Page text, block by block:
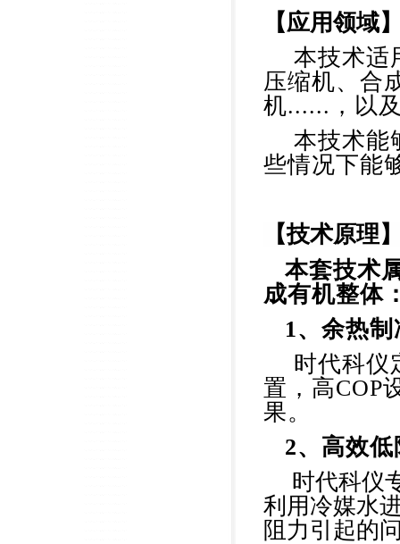
【应用领域
本技术适
压缩机、合
机......，以
本技术能
些情况下能
【技术原理
本套技术
成有机整体
1、余热
时代科仪
置，高COP
果。
2、 高效
时代科仪
利用冷媒水
阻力引起的